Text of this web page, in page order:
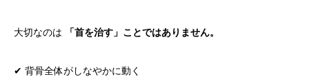
大切なのは 「首を治す」ことではありません。
✔ 背骨全体がしなやかに動く